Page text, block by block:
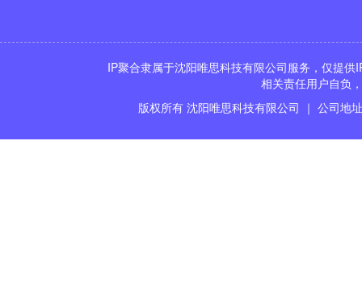
IP聚合隶属于沈阳唯思科技有限公司服务，仅提
相关责任用户自负
版权所有 沈阳唯思科技有限公司 ｜ 公司地